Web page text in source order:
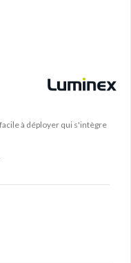
à déployer qui s'intègre